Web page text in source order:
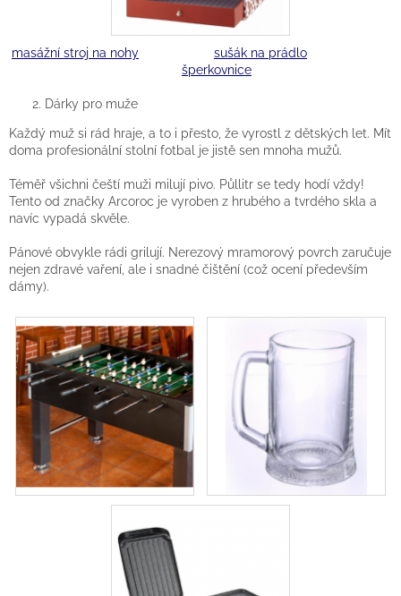
masážní stroj na nohy
sušák na prádlo
šperkovnice
Dárky pro muže
Každý muž si rád hraje, a to i přesto, že vyrostl z dětských let. Mít
doma profesionální stolní fotbal je jistě sen mnoha mužů.
Téměř všichni čeští muži milují pivo. Půllitr se tedy hodí vždy!
Tento od značky Arcoroc je vyroben z hrubého a tvrdého skla a
navíc vypadá skvěle.
Pánové obvykle rádi grilují. Nerezový mramorový povrch zaručuje
nejen zdravé vaření, ale i snadné čištění (což ocení především
dámy).